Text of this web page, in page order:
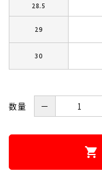
28.5
29
30
数量 －
shopping_cart